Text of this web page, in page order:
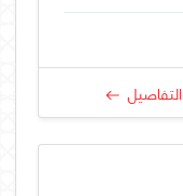
التفاصيل